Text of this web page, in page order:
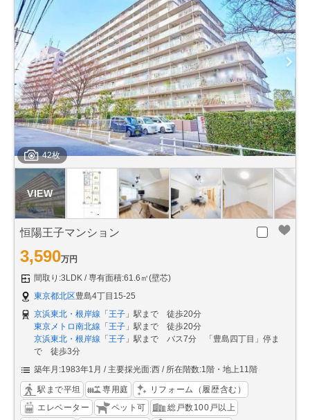
42枚
恒陽王子マンション
3,590万円
間取り:3LDK
専有面積:61.6㎡(壁芯)
東京都北区豊島4丁目15-25
京浜東北・根岸線 「 王子 」駅まで 徒歩20分
東京メトロ南北線 「 王子 」駅まで 徒歩20分
京浜東北・根岸線 「 王子 」駅まで バス7分 「豊島四丁目」停ま
で 徒歩3分
築年月:1983年1月
主要採光面:西 所在階数:1階・地上11階
駅まで平坦 専用庭
リフォーム（履歴含む）
エレベーター
ペット可
総戸数100戸以上